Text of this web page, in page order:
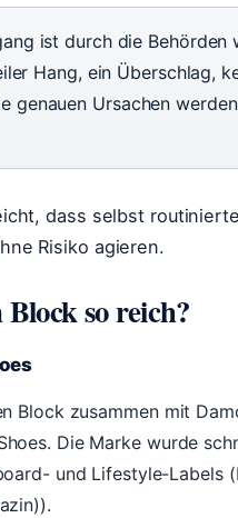
ist durch die Behörden
Hang, ein Überschlag,
genauen Ursachen
dass selbst
Risiko agieren.
so reich?
Block zusammen mit
Die Marke wurde
und Lifestyle-Labels